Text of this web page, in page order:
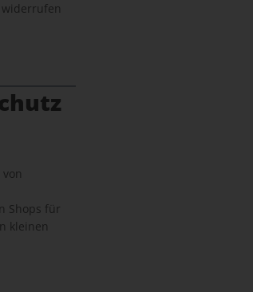
Shops für
kleinen